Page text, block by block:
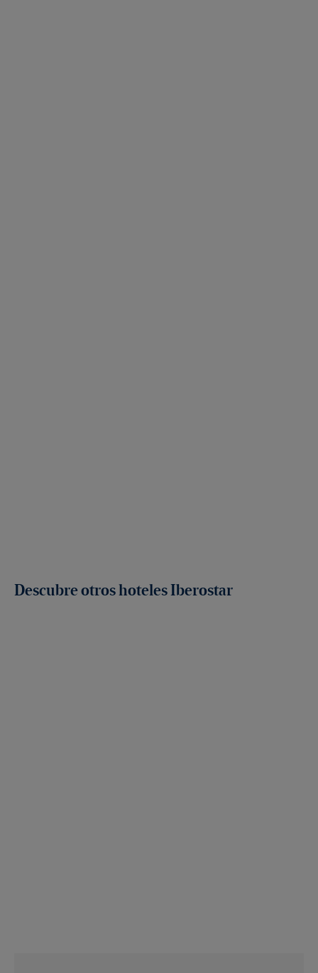
Descubre otros hoteles Iberostar